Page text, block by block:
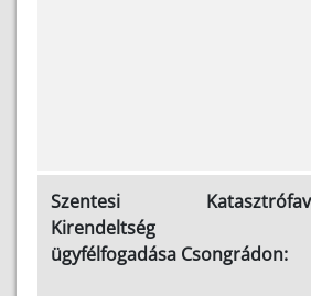
Szentesi
Kirendeltség
ügyfélfogadása Csongrádon: